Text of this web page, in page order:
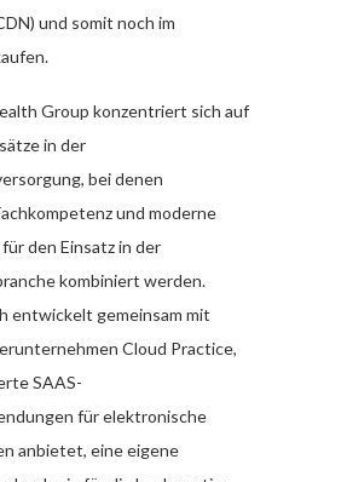
und somit noch im
Group konzentriert sich auf
in der
bei denen
und moderne
den Einsatz in der
kombiniert werden.
entwickelt gemeinsam mit
Cloud Practice,
SAAS-
für elektronische
anbietet, eine eigene